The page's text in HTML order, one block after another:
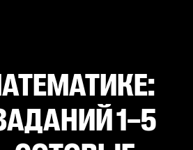
1–5